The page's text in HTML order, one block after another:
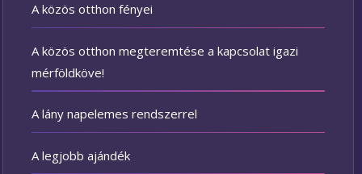
A közös otthon fényei
A közös otthon megteremtése a kapcsolat igazi
mérföldköve!
A lány napelemes rendszerrel
A legjobb ajándék